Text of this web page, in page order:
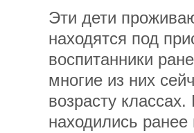
Эти дети
находятся под
воспитанники
многие из них
возрасту
находились